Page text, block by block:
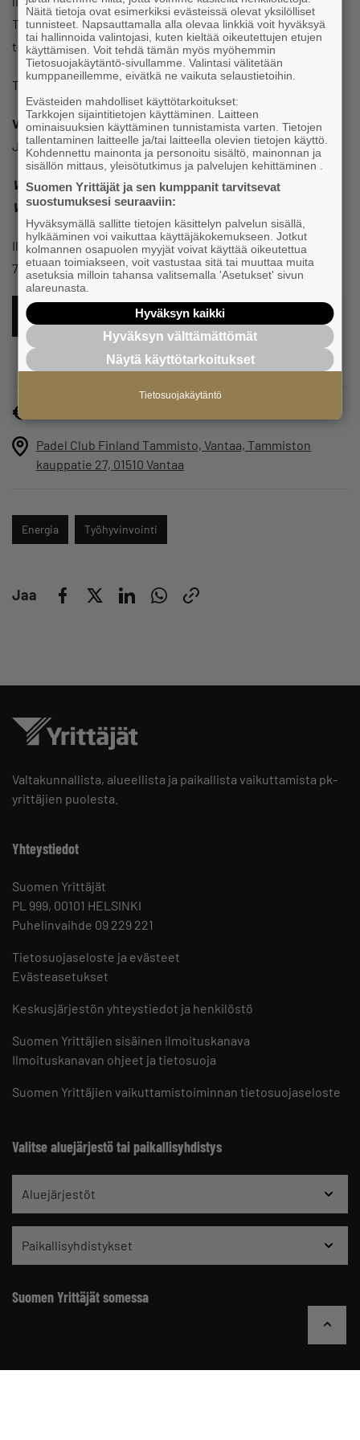
Tutustumme lajiin valmentajan opastuksella. Tämä
tutustuminen sopii erinomaisesti ensikertalaisille.
Tutustuminen toteutuu, jos osallistujia on kahdeksan.
VAKUUTUS
Jokainen huolehtii omasta vakuutusturvastaan itse.
Vantaan Yrittäjät “Liike-energiaa elämään” sponsored by
Vantaan Energia
Ilmoittaudu linkistä suoraan Nimenhuutoon viimeistään
7.10.
ILMOITTAUDU TÄSTÄ MUKAAN
Padel Club Finland Tammisto, Vantaa, Tammiston
kauppatie 27, 01510 Vantaa
Energia Työhyvinvointi
Jaa
Valtakunnallista, alueellista ja paikallista vaikuttamista pk-
yrittäjien puolesta.
Yhteystiedot
Suomen Yrittäjät
PL 999, 00101 HELSINKI
Puhelinvaihde 09 229 221
Tietosuojaseloste ja evästeet
Evästeasetukset
Keskusjärjestön yhteystiedot ja henkilöstö
Suomen Yrittäjien sisäinen ilmoituskanava
Ilmoituskanavan ohjeet ja tietosuoja
Suomen Yrittäjien vaikuttamistoiminnan tietosuojaseloste
Valitse aluejärjestö tai paikallisyhdistys
Aluejärjestöt
Paikallisyhdistykset
Suomen Yrittäjät somessa
Näitä tietoja ovat esimerkiksi evästeissä olevat yksilölliset
tunnisteet. Napsauttamalla alla olevaa linkkiä voit hyväksyä
tai hallinnoida valintojasi, kuten kieltää oikeutettujen etujen
käyttämisen. Voit tehdä tämän myös myöhemmin
Tietosuojakäytäntö-sivullamme. Valintasi välitetään
kumppaneillemme, eivätkä ne vaikuta selaustietoihin.
Evästeiden mahdolliset käyttötarkoitukset:
Tarkkojen sijaintitietojen käyttäminen. Laitteen
ominaisuuksien käyttäminen tunnistamista varten. Tietojen
tallentaminen laitteelle ja/tai laitteella olevien tietojen käyttö.
Kohdennettu mainonta ja personoitu sisältö, mainonnan ja
sisällön mittaus, yleisötutkimus ja palvelujen kehittäminen .
Suomen Yrittäjät ja sen kumppanit tarvitsevat
suostumuksesi seuraaviin:
Hyväksymällä sallitte tietojen käsittelyn palvelun sisällä,
hylkääminen voi vaikuttaa käyttäjäkokemukseen. Jotkut
kolmannen osapuolen myyjät voivat käyttää oikeutettua
etuaan toimiakseen, voit vastustaa sitä tai muuttaa muita
asetuksia milloin tahansa valitsemalla 'Asetukset' sivun
alareunasta.
Hyväksyn kaikki
Hyväksyn välttämättömät
Näytä käyttötarkoitukset
Tietosuojakäytäntö